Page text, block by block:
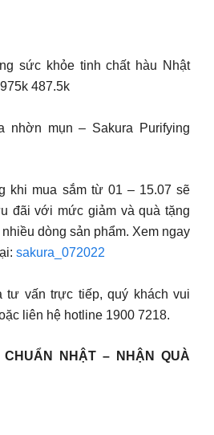
sức khỏe tinh chất hàu Nhật
487.5k
nhờn mụn – Sakura Purifying
khi mua sắm từ 01 – 15.07 sẽ
đãi với mức giảm và quà tặng
dòng sản phẩm. Xem ngay
sakura_072022
vấn trực tiếp, quý khách vui
liên hệ hotline 1900 7218.
CHUẨN NHẬT – NHẬN QUÀ